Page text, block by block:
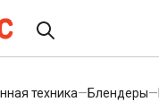
техника—Блендеры—